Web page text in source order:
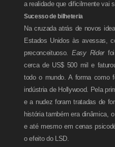
a realidade que dificilmente vai
Sucesso de bilheteria
Na cruzada atrás de novos
Estados Unidos às avessas,
preconceituoso. Easy Riderfoi
cerca de US$ 500 mil e
todo o mundo. A forma como
indústria de Hollywood. Pela
e a nudez foram tratadas de
história também era dinâmica,
e até mesmo em cenas
o efeito do LSD.